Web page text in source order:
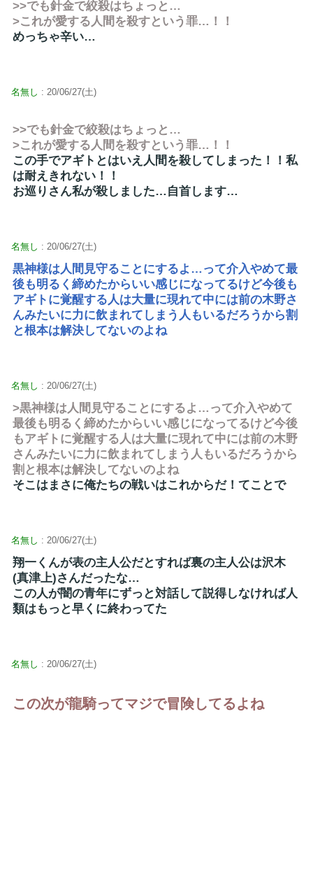
>>でも針金で絞殺はちょっと…
>これが愛する人間を殺すという罪…！！
めっちゃ辛い…
名無し : 20/06/27(土)
>>でも針金で絞殺はちょっと…
>これが愛する人間を殺すという罪…！！
この手でアギトとはいえ人間を殺してしまった！！私
は耐えきれない！！
お巡りさん私が殺しました…自首します…
名無し : 20/06/27(土)
黒神様は人間見守ることにするよ…って介入やめて最
後も明るく締めたからいい感じになってるけど今後も
アギトに覚醒する人は大量に現れて中には前の木野さ
んみたいに力に飲まれてしまう人もいるだろうから割
と根本は解決してないのよね
名無し : 20/06/27(土)
>黒神様は人間見守ることにするよ…って介入やめて
最後も明るく締めたからいい感じになってるけど今後
もアギトに覚醒する人は大量に現れて中には前の木野
さんみたいに力に飲まれてしまう人もいるだろうから
割と根本は解決してないのよね
そこはまさに俺たちの戦いはこれからだ！てことで
名無し : 20/06/27(土)
翔一くんが表の主人公だとすれば裏の主人公は沢木
(真津上)さんだったな…
この人が闇の青年にずっと対話して説得しなければ人
類はもっと早くに終わってた
名無し : 20/06/27(土)
この次が龍騎ってマジで冒険してるよね